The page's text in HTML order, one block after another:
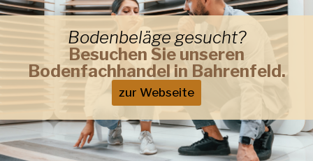
Bodenbeläge gesucht?
Besuchen Sie unseren
Bodenfachhandel in Bahrenfeld.
zur Webseite